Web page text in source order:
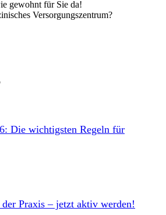
Versorgungszentrum?
Die wichtigsten Regeln für
Praxis – jetzt aktiv werden!